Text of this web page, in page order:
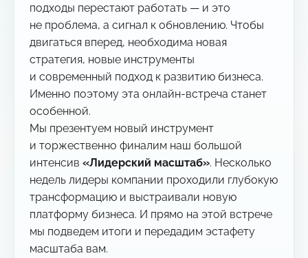
подходы перестают работать — и это
не проблема, а сигнал к обновлению. Чтобы
двигаться вперед, необходима новая
стратегия, новые инструменты
и современный подход к развитию бизнеса.
Именно поэтому эта онлайн-встреча станет
особенной.
Мы презентуем новый инструмент
и торжественно финалим наш большой
интенсив «Лидерский масштаб». Несколько
недель лидеры компании проходили глубокую
трансформацию и выстраивали новую
платформу бизнеса. И прямо на этой встрече
мы подведем итоги и передадим эстафету
масштаба вам.